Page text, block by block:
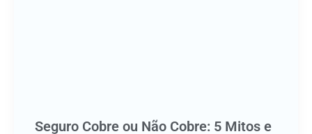
Seguro Cobre ou Não Cobre: 5 Mitos e